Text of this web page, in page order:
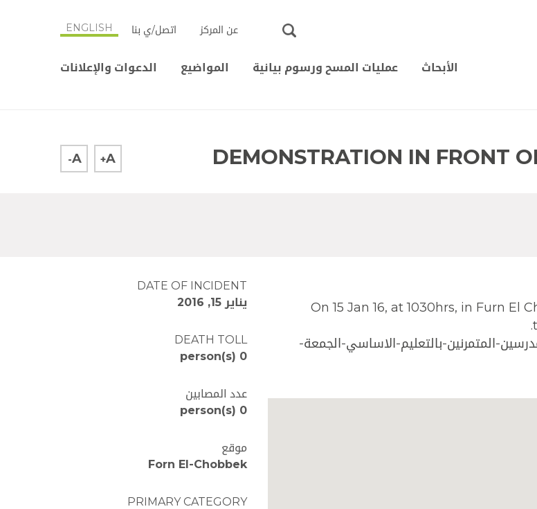
عن المركز اتصل/ي بنا ENGLISH
الأبحاث عمليات المسح ورسوم بيانية المواضيع الدعوات والإعلانات
DEMONSTRATION IN FRONT
A
+
A
-
On 15 Jan 16, at 1030hrs, in Furn
DATE OF INCIDENT
يناير 15, 2016
DEATH TOLL
0 person(s)
عدد المصابين
0 person(s)
موقع
Forn El-Chobbek
PRIMARY CATEGORY